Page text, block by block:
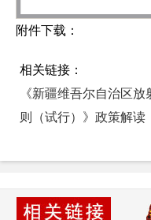
附件下载：
相关链接：
《新疆维吾尔自治区
则（试行）》政策解读